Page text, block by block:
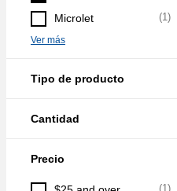
Microlet (1)
Ver más
Tipo de producto
Cantidad
Precio
(1 )